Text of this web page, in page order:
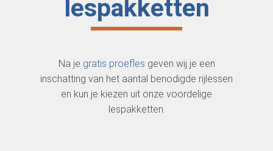
lespakketten
Na je gratis proefles geven wij je een
inschatting van het aantal benodigde rijlessen
en kun je kiezen uit onze voordelige
lespakketten.